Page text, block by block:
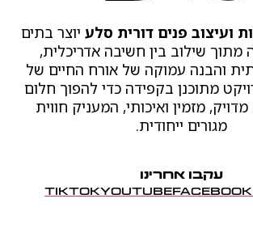
פנים דורית סלעיוצר בתים
שילוב בין חשיבה אדריכלית,
והבנה עמוקה של אורח החיים של
מתוכנן בקפידה כדי להפוך חלום
מזמין ואיכותי, המעניק חווית
מגורים ייחודית.
עקבו אחרינו
YOUTUBE
TIKTOK